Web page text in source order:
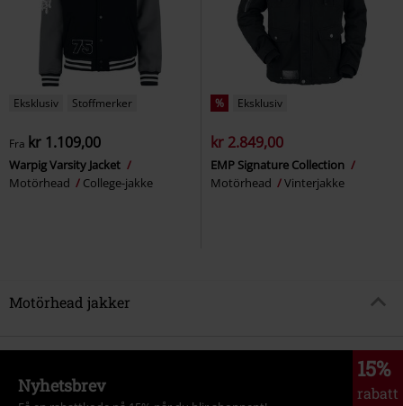
Eksklusiv Stoffmerker
Fra kr 1.109,00
Warpig Varsity Jacket
Motörhead
College-jakke
% Eksklusiv
kr 2.849,00
EMP Signature Collection
Motörhead
Vinterjakke
Motörhead jakker
15%
rabatt
Nyhetsbrev